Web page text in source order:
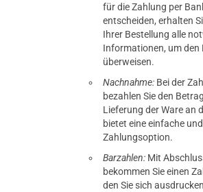
für die Zahlung per
entscheiden, erhalten
Ihrer Bestellung alle
Informationen, um den
überweisen.
Nachnahme: Bei der
bezahlen Sie den
Lieferung der Ware an
bietet eine einfache
Zahlungsoption.
Barzahlen: Mit
bekommen Sie einen
den Sie sich